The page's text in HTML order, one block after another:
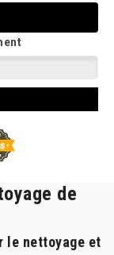
de
le nettoyage et